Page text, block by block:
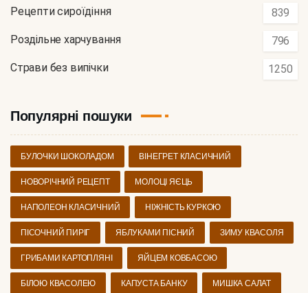
Рецепти сироїдіння 839
Роздільне харчування 796
Страви без випічки 1250
Популярні пошуки
БУЛОЧКИ ШОКОЛАДОМ ВІНЕГРЕТ КЛАСИЧНИЙ
НОВОРІЧНИЙ РЕЦЕПТ МОЛОЦІ ЯЄЦЬ
НАПОЛЕОН КЛАСИЧНИЙ НІЖНІСТЬ КУРКОЮ
ПІСОЧНИЙ ПИРІГ ЯБЛУКАМИ ПІСНИЙ ЗИМУ КВАСОЛЯ
ГРИБАМИ КАРТОПЛЯНІ ЯЙЦЕМ КОВБАСОЮ
БІЛОЮ КВАСОЛЕЮ КАПУСТА БАНКУ МИШКА САЛАТ